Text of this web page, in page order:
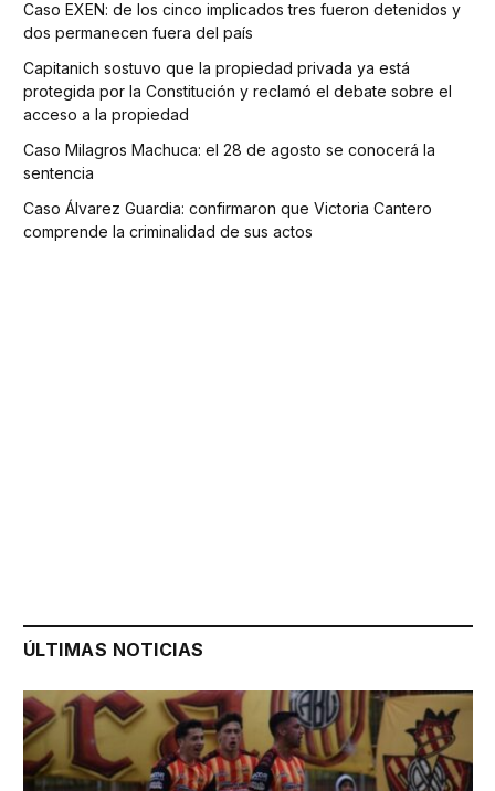
Caso EXEN: de los cinco implicados tres fueron detenidos y
dos permanecen fuera del país
Capitanich sostuvo que la propiedad privada ya está
protegida por la Constitución y reclamó el debate sobre el
acceso a la propiedad
Caso Milagros Machuca: el 28 de agosto se conocerá la
sentencia
Caso Álvarez Guardia: confirmaron que Victoria Cantero
comprende la criminalidad de sus actos
ÚLTIMAS NOTICIAS